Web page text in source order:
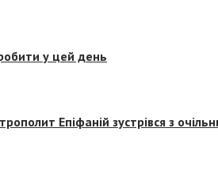
у цей день
Епіфаній зустрівся з